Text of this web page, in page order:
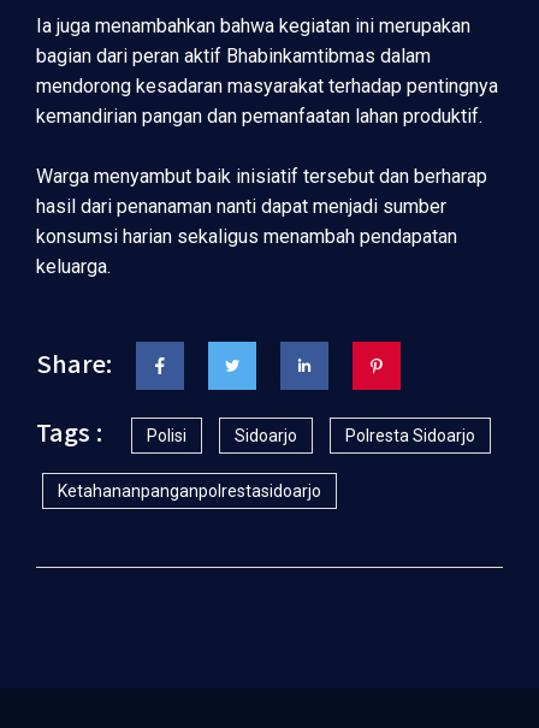
Ia juga menambahkan bahwa kegiatan ini merupakan
bagian dari peran aktif Bhabinkamtibmas dalam
mendorong kesadaran masyarakat terhadap pentingnya
kemandirian pangan dan pemanfaatan lahan produktif.
Warga menyambut baik inisiatif tersebut dan berharap
hasil dari penanaman nanti dapat menjadi sumber
konsumsi harian sekaligus menambah pendapatan
keluarga.
Share:
Tags :
Polisi Sidoarjo Polresta Sidoarjo
Ketahananpanganpolrestasidoarjo